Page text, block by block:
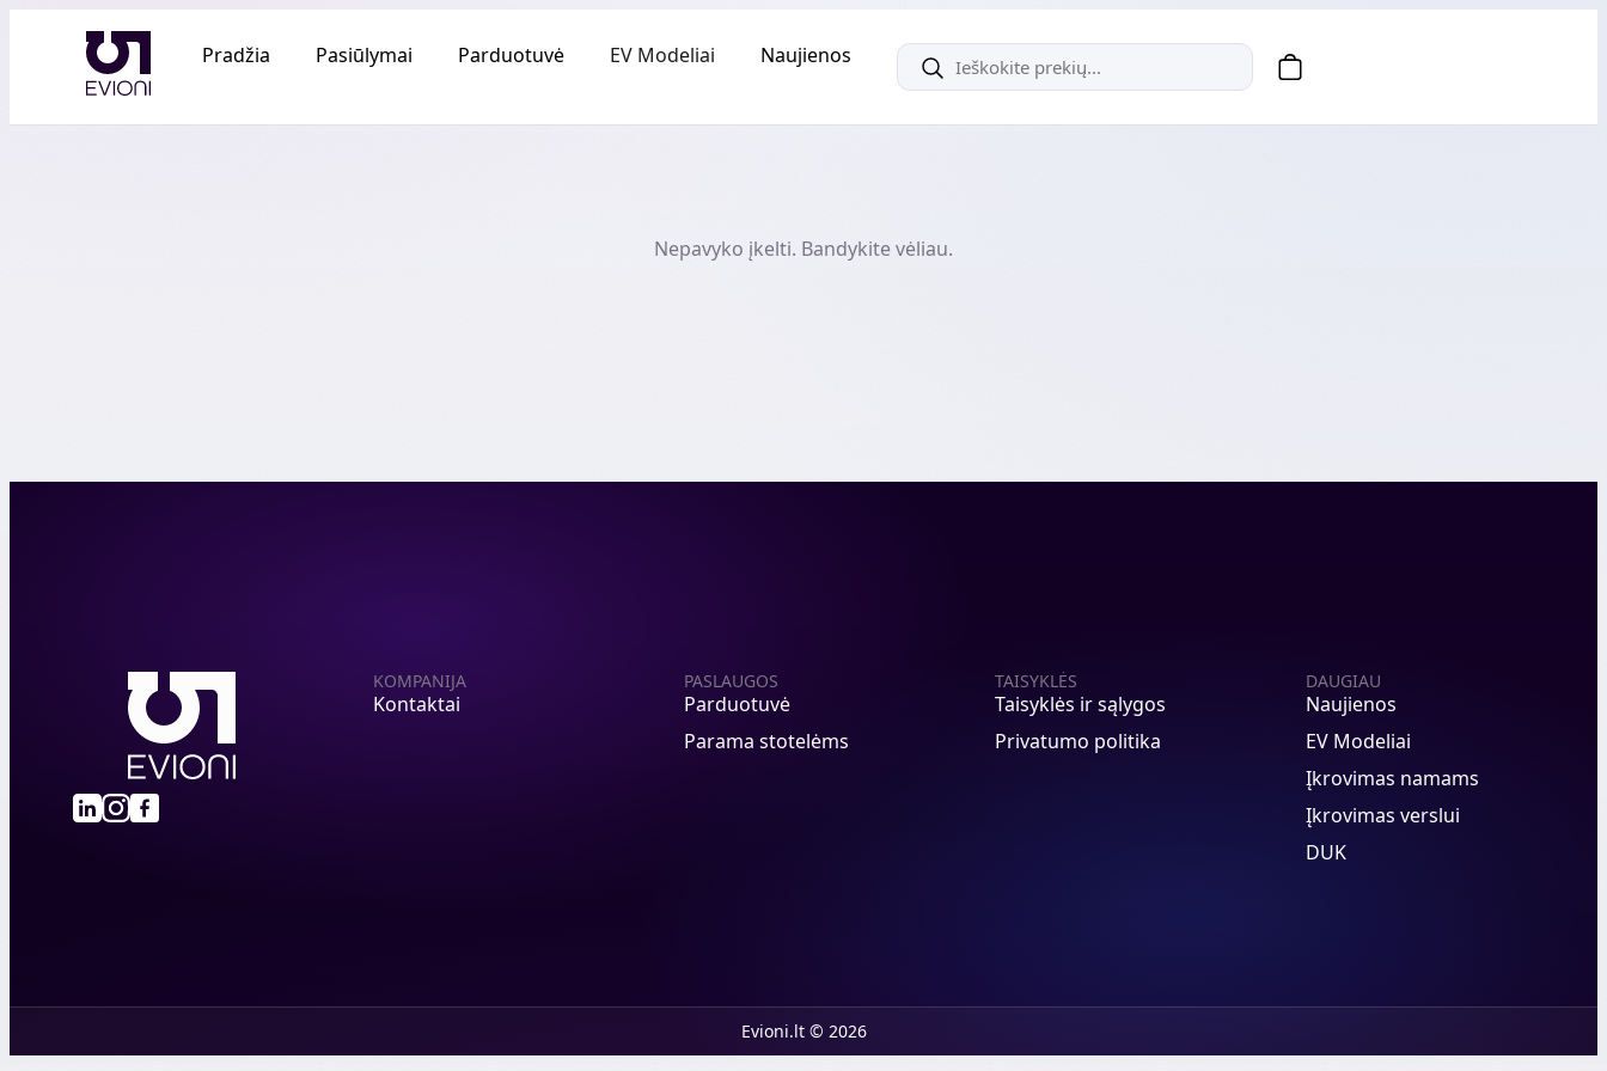
Pradžia Pasiūlymai Parduotuvė EV Modeliai Naujienos
Nepavyko įkelti. Bandykite vėliau.
KOMPANIJA
Kontaktai
PASLAUGOS
Parduotuvė
Parama stotelėms
TAISYKLĖS
Taisyklės ir sąlygos
Privatumo politika
DAUGIAU
Naujienos
EV Modeliai
Įkrovimas namams
Įkrovimas verslui
DUK
Evioni.lt © 2026